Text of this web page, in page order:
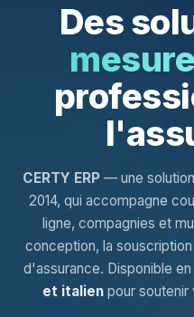
Des
mesure
CERTY ERP— une
2014, qui accompagne
ligne, compagnies et
conception, la
d'assurance. Disponible en
et italien pour soutenir